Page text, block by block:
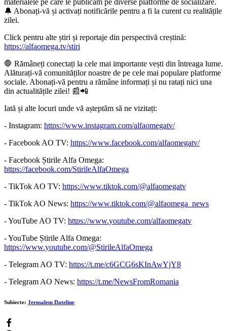
🔔 Abonați-vă și activați notificările pentru a fi la curent cu realitățile
zilei.
Click pentru alte știri și reportaje din perspectivă creștină:
https://alfaomega.tv/stiri
🛑 Rămâneți conectați la cele mai importante vești din întreaga lume.
Alăturați-vă comunităților noastre de pe cele mai populare platforme
sociale. Abonați-vă pentru a rămâne informați și nu ratați nici una
din actualitățile zilei! 📰📲
Iată și alte locuri unde vă așteptăm să ne vizitați:
- Instagram: https://www.instagram.com/alfaomegatv/
- Facebook AO TV: https://www.facebook.com/alfaomegatv/
- Facebook Știrile Alfa Omega:
https://facebook.com/StirileAlfaOmega
- TikTok AO TV: https://www.tiktok.com/@alfaomegatv
- TikTok AO News: https://www.tiktok.com/@alfaomega_news
- YouTube AO TV: https://www.youtube.com/alfaomegatv
- YouTube Știrile Alfa Omega:
https://www.youtube.com/@StirileAlfaOmega
- Telegram AO TV: https://t.me/c6GCG6sKInAwYjY8
- Telegram AO News: https://t.me/NewsFromRomania
Subiecte: Jerusalem Dateline